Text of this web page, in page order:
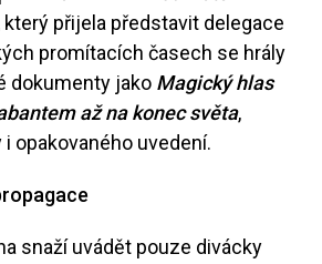
který přijela představit delegace
promítacích časech se hrály
dokumenty jako Magický hlas
až na konec světa,
opakovaného uvedení.
snaží uvádět pouze divácky